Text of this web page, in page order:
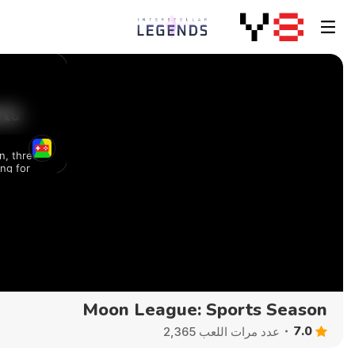
Moon League: Sports Season
7.0 عدد مرات اللعب 2,365